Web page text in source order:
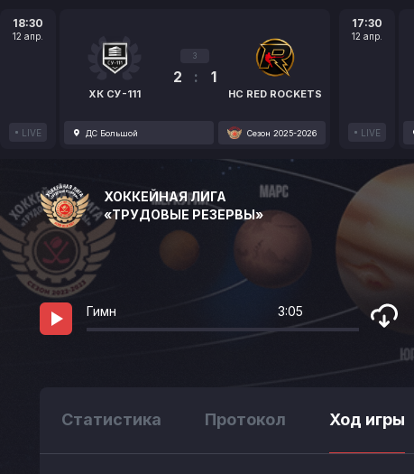
18:30
12 апр.
LIVE
ХК СУ-111
3
2 : 1
HC RED ROCKETS
ДС Большой Сезон 2025-2026
17:30
12 апр.
LIVE
ХОККЕЙНАЯ ЛИГА
«ТРУДОВЫЕ РЕЗЕРВЫ»
Гимн 3:05
Статистика Протокол Ход игры